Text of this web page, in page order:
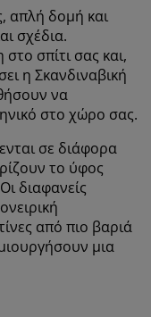
απλή δομή και
σχέδια.
σπίτι σας και,
η Σκανδιναβική
να
στο χώρο σας.
σε διάφορα
το ύφος
διαφανείς
από πιο βαριά
μια